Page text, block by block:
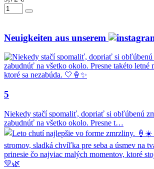
Neuigkeiten aus unserem
5
Niekedy stačí spomaliť, dopriať si obľúbenú
zabudnúť na všetko okolo. Presne t…